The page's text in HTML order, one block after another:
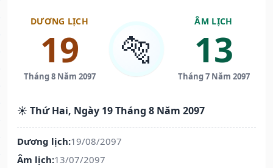
DƯƠNG LỊCH
19
Tháng 8 Năm 2097
🐅
ÂM LỊCH
13
Tháng 7 Năm 2097
☀️ Thứ Hai, Ngày 19 Tháng 8 Năm 2097
Dương lịch:19/08/2097
Âm lịch:13/07/2097